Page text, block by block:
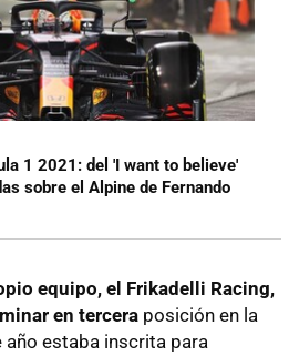
1 2021: del 'I want to believe'
sobre el Alpine de Fernando
equipo, el Frikadelli Racing,
en tercera posición en la
estaba inscrita para